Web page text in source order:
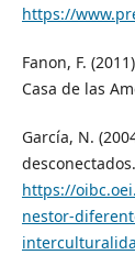
https://
Fanon, F.
Casa de las
García, N.
https://
nestor-